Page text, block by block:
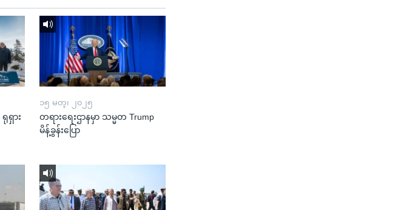
ရှား
၁၅ မတ္၊ ၂၀၂၅
တရားရေးဌာနမှာ သမ္မတ Trump
မိန့်ခွန်းပြော